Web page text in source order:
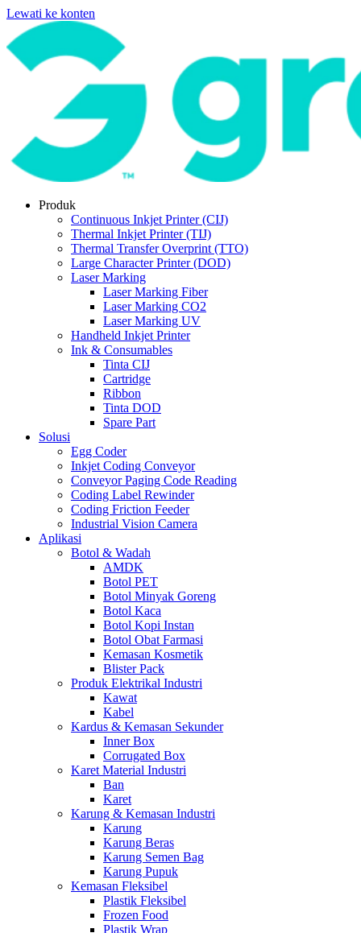
Lewati ke konten
Produk
Continuous Inkjet Printer (CIJ)
Thermal Inkjet Printer (TIJ)
Thermal Transfer Overprint (TTO)
Large Character Printer (DOD)
Laser Marking
Laser Marking Fiber
Laser Marking CO2
Laser Marking UV
Handheld Inkjet Printer
Ink & Consumables
Tinta CIJ
Cartridge
Ribbon
Tinta DOD
Spare Part
Solusi
Egg Coder
Inkjet Coding Conveyor
Conveyor Paging Code Reading
Coding Label Rewinder
Coding Friction Feeder
Industrial Vision Camera
Aplikasi
Botol & Wadah
AMDK
Botol PET
Botol Minyak Goreng
Botol Kaca
Botol Kopi Instan
Botol Obat Farmasi
Kemasan Kosmetik
Blister Pack
Produk Elektrikal Industri
Kawat
Kabel
Kardus & Kemasan Sekunder
Inner Box
Corrugated Box
Karet Material Industri
Ban
Karet
Karung & Kemasan Industri
Karung
Karung Beras
Karung Semen Bag
Karung Pupuk
Kemasan Fleksibel
Plastik Fleksibel
Frozen Food
Plastik Wrap